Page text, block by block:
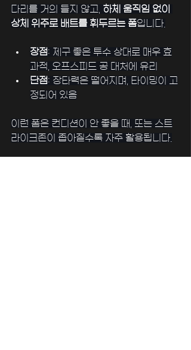
다리를 거의 들지 않고, 하체 움직임 없이
상체 위주로 배트를 휘두르는 폼입니다.
장점: 제구 좋은 투수 상대로 매우 효
과적, 오프스피드 공 대처에 유리
단점: 장타력은 떨어지며, 타이밍이 고
정되어 있음
이런 폼은 컨디션이 안 좋을 때, 또는 스트
라이크존이 좁아질수록 자주 활용됩니다.